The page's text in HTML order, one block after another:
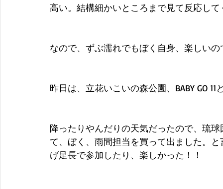
高い。結構細かいところまで見て反応し
なので、ずぶ濡れでもぼく自身、楽しいの
昨日は、立花いこいの森公園、BABY GO
降ったりやんだりの天気だったので、琉
て、ぼく、雨間担当を買って出ました。
げ足長で参加したり、楽しかった！！